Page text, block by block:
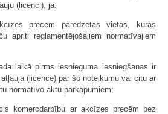
(licenci), ja:
precēm paredzētas vietās, kurās
apriti reglamentējošajiem normatīvajiem
laikā pirms iesnieguma iesniegšanas ir
(licence) par šo noteikumu vai citu ar
normatīvo aktu pārkāpumiem;
komercdarbību ar akcīzes precēm bez